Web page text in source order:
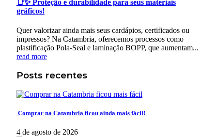
📑✨ Proteção e durabilidade para seus materiais
gráficos!
Quer valorizar ainda mais seus cardápios, certificados ou
impressos? Na Catambria, oferecemos processos como
plastificação Pola-Seal e laminação BOPP, que aumentam...
read more
Posts recentes
Comprar na Catambria ficou ainda mais fácil!
4 de agosto de 2026